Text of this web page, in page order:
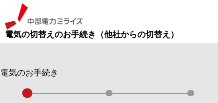
中部電力ミライズ
電気の切替えのお手続き（他社からの切替え）
電気のお手続き